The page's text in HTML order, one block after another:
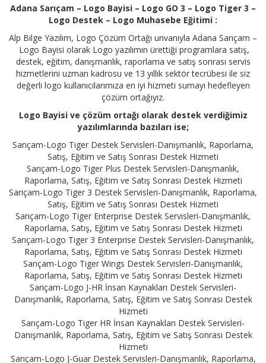
Adana Sarıçam – Logo Bayisi – Logo GO 3 – Logo Tiger 3 –
Logo Destek – Logo Muhasebe Eğitimi :
Alp Bilge Yazılım, Logo Çözüm Ortağı unvanıyla Adana Sarıçam –
Logo Bayisi olarak Logo yazılımın ürettiği programlara satış,
destek, eğitim, danışmanlık, raporlama ve satış sonrası servis
hizmetlerini uzman kadrosu ve 13 yıllık sektör tecrübesi ile siz
değerli logo kullanıcılarımıza en iyi hizmeti sumayı hedefleyen
çözüm ortağıyız.
Logo Bayisi ve çözüm ortağı olarak destek verdiğimiz
yazılımlarında bazıları ise;
Sarıçam-Logo Tiger Destek Servisleri-Danışmanlık, Raporlama,
Satış, Eğitim ve Satış Sonrası Destek Hizmeti
Sarıçam-Logo Tiger Plus Destek Servisleri-Danışmanlık,
Raporlama, Satış, Eğitim ve Satış Sonrası Destek Hizmeti
Sarıçam-Logo Tiger 3 Destek Servisleri-Danışmanlık, Raporlama,
Satış, Eğitim ve Satış Sonrası Destek Hizmeti
Sarıçam-Logo Tiger Enterprise Destek Servisleri-Danışmanlık,
Raporlama, Satış, Eğitim ve Satış Sonrası Destek Hizmeti
Sarıçam-Logo Tiger 3 Enterprise Destek Servisleri-Danışmanlık,
Raporlama, Satış, Eğitim ve Satış Sonrası Destek Hizmeti
Sarıçam-Logo Tiger Wings Destek Servisleri-Danışmanlık,
Raporlama, Satış, Eğitim ve Satış Sonrası Destek Hizmeti
Sarıçam-Logo J-HR İnsan Kaynakları Destek Servisleri-
Danışmanlık, Raporlama, Satış, Eğitim ve Satış Sonrası Destek
Hizmeti
Sarıçam-Logo Tiger HR İnsan Kaynakları Destek Servisleri-
Danışmanlık, Raporlama, Satış, Eğitim ve Satış Sonrası Destek
Hizmeti
Sarıçam-Logo J-Guar Destek Servisleri-Danışmanlık, Raporlama,